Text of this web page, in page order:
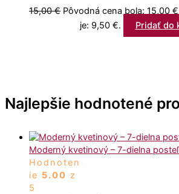
Najlepšie hodnotené
Moderný kvetinový – 7-dielna
Hodnoten
ie 5.00 z
5
15,00€ Pôvodná cena bola: 15,00
je: 9,50 €.
Pridať do